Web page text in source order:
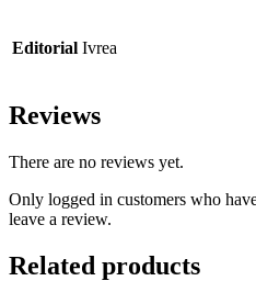
Editorial Ivrea
Reviews
There are no reviews yet.
Only logged in customers who
leave a review.
Related products